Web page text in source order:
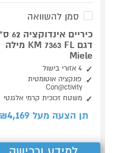
סמן להשוואה
כיריים
דגם KM 7363 FL מילה
Miele
4 אזורי בישול
פונקציה אוטומטית
Con@ctivity
משטח זכוכית קרמי אלגנטי
תן הצעה מעל ₪ 4,169